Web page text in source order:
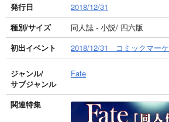
発行日
2018/12/31
種別/サイズ
同人誌 - 小説/ 四六版
初出イベント
2018/12/31 コミックマーケ
ジャンル/
サブジャンル
Fate
関連特集